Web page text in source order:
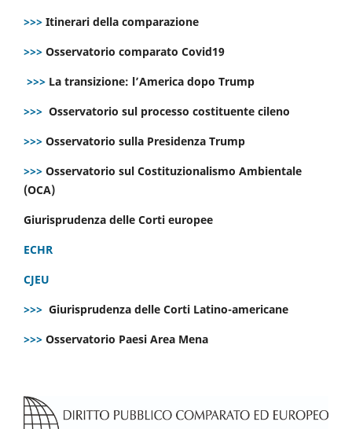
>>> Itinerari della comparazione
>>> Osservatorio comparato Covid19
>>> La transizione: l’America dopo Trump
>>> Osservatorio sul processo costituente cileno
>>> Osservatorio sulla Presidenza Trump
>>> Osservatorio sul Costituzionalismo Ambientale
(OCA)
Giurisprudenza delle Corti europee
ECHR
CJEU
>>> Giurisprudenza delle Corti Latino-americane
>>> Osservatorio Paesi Area Mena